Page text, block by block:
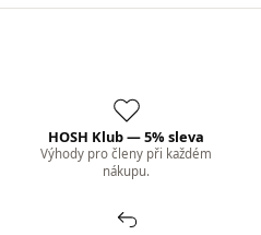
HOSH Klub — 5% sleva
Výhody pro členy při každém
nákupu.